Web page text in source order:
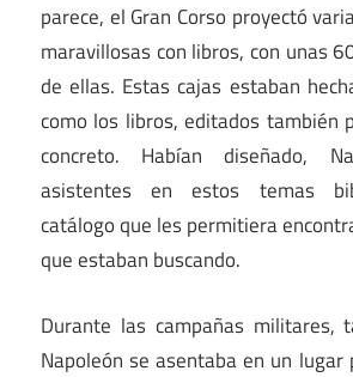
parece, el Gran Corso proyectó
maravillosas con libros, con unas
de ellas. Estas cajas estaban
como los libros, editados también
concreto. Habían diseñado,
asistentes en estos temas
catálogo que les permitiera
que estaban buscando.
Durante las campañas militares,
Napoleón se asentaba en un lugar